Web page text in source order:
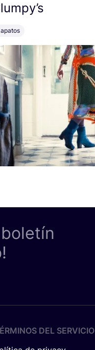
DEL SERVICIO